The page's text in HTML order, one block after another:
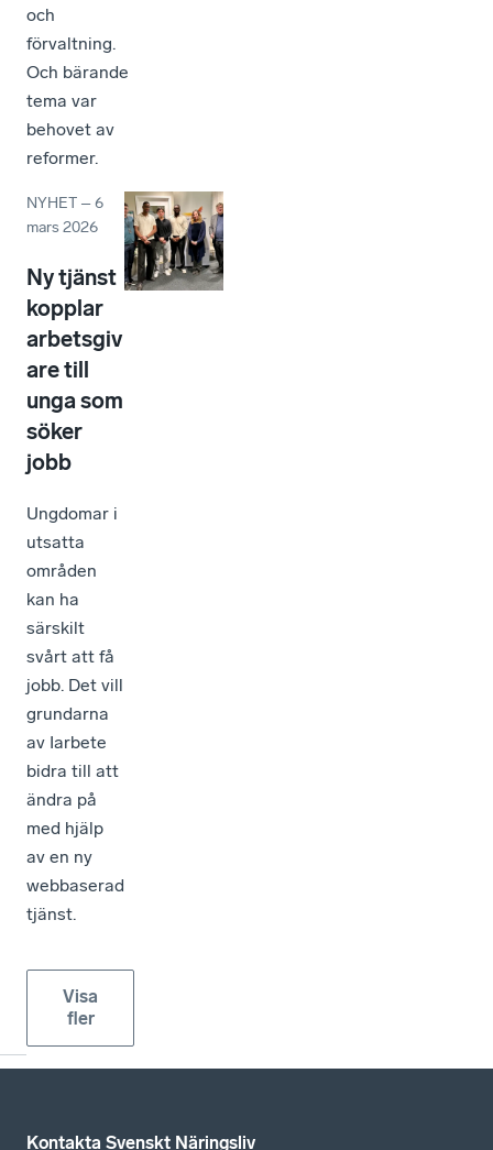
och
förvaltning.
Och bärande
tema var
behovet av
reformer.
NYHET –6
mars 2026
Ny tjänst
kopplar
arbetsgiv
are till
unga som
söker
jobb
Ungdomar i
utsatta
områden
kan ha
särskilt
svårt att få
jobb. Det vill
grundarna
av Iarbete
bidra till att
ändra på
med hjälp
av en ny
webbaserad
tjänst.
Visa
fler
Kontakta Svenskt Näringsliv